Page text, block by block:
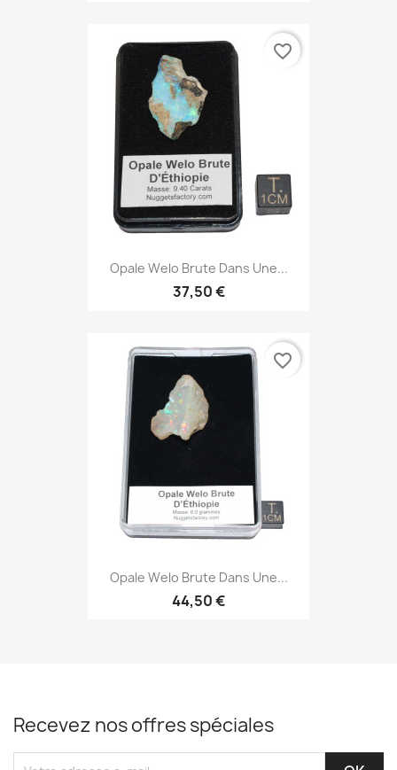
Opale Welo Brute Dans Une...
37,50 €
favorite_border
Opale Welo Brute Dans Une...
44,50 €
favorite_border
Recevez nos offres spéciales